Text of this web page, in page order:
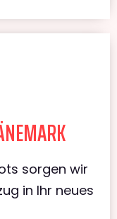
sorgen wir
in Ihr neues